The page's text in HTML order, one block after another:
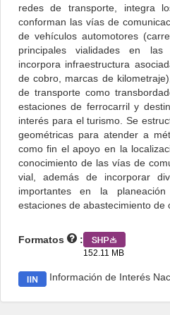
redes de transporte, integra
conforman las vías de
de vehículos automotores
principales vialidades en las
incorpora infraestructura
de cobro, marcas de
de transporte como
estaciones de ferrocarril y
interés para el turismo. Se
geométricas para atender a
como fin el apoyo en la
conocimiento de las vías de
vial, además de incorporar
importantes en la
estaciones de abastecimiento de
Formatos :
152.11 MB
Información de Interés